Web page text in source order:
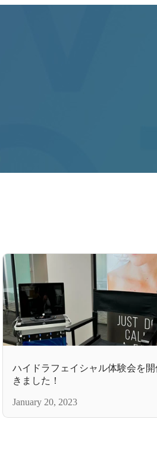
ハイドラフェイシャル体験会を
きました！
January 20, 2023